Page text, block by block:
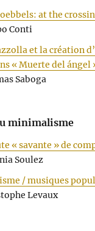
at the
Conti
et la création
« Muerte del ángel
Saboga
minimalisme
« savante » de
Soulez
/ musiques
Levaux